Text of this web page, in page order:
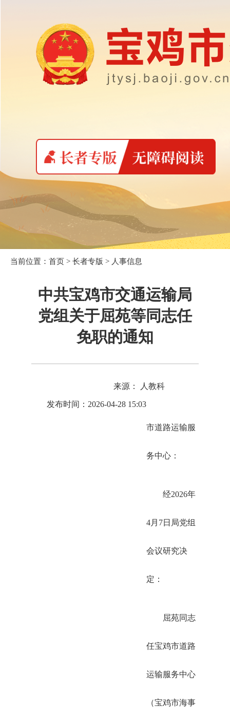
当前位置： 首页 > 长者专版 > 人事信息
中共宝鸡市交通运输局
党组关于屈苑等同志任
免职的通知
来源： 人教科
发布时间：2026-04-28 15:03
市道路运输服
务中心：
经2026年
4月7日局党组
会议研究决
定：
屈苑同志
任宝鸡市道路
运输服务中心
（宝鸡市海事